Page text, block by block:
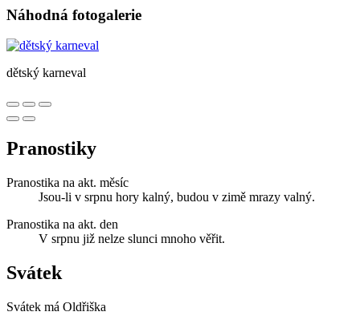
Náhodná fotogalerie
dětský karneval
Pranostiky
Pranostika na akt. měsíc
Jsou-li v srpnu hory kalný, budou v zimě mrazy valný.
Pranostika na akt. den
V srpnu již nelze slunci mnoho věřit.
Svátek
Svátek má Oldřiška